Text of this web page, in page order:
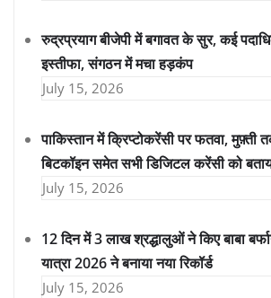
रुद्रप्रयाग बीजेपी में बगावत के सुर, कई
इस्तीफा, संगठन में मचा हड़कंप
July 15, 2026
पाकिस्तान में क्रिप्टोकरेंसी पर फतवा, मुफ़्ती
बिटकॉइन समेत सभी डिजिटल करेंसी को
July 15, 2026
12 दिन में 3 लाख श्रद्धालुओं ने किए बाबा
यात्रा 2026 ने बनाया नया रिकॉर्ड
July 15, 2026